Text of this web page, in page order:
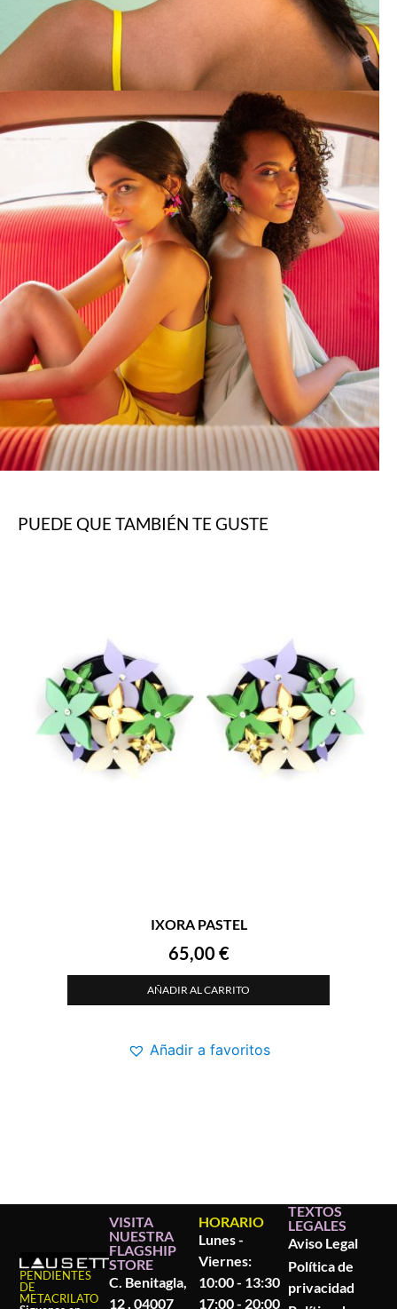
PUEDE QUE TAMBIÉN TE GUSTE
IXORA PASTEL
65,00 €
AÑADIR AL CARRITO
Añadir a favoritos
PENDIENTES
DE
METACRILATO
VISITA
NUESTRA
FLAGSHIP
STORE
C. Benitagla,
12 , 04007
HORARIO
Lunes -
Viernes:
10:00 - 13:30
17:00 - 20:00
TEXTOS
LEGALES
Aviso Legal
Política de
privacidad